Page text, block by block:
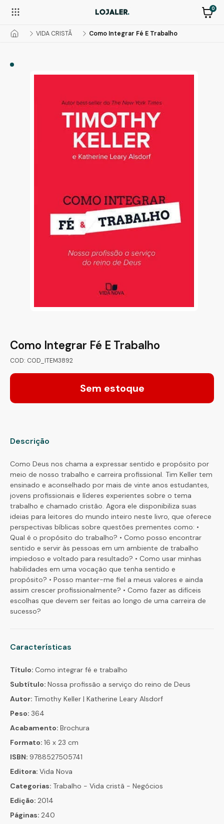
0
VIDA CRISTÃ Como Integrar Fé E Trabalho
Como Integrar Fé E Trabalho
COD: COD_ITEM3892
Sem estoque
Descrição
Como Deus nos chama a expressar sentido e propósito por
meio de nosso trabalho e carreira profissional. Tim Keller tem
ensinado e aconselhado por mais de vinte anos estudantes,
jovens profissionais e líderes experientes sobre o tema
trabalho e chamado cristão. Agora ele disponibiliza suas
ideias para leitores do mundo inteiro neste livro, que oferece
perspectivas bíblicas sobre questões prementes como: •
Qual é o propósito do trabalho? • Como posso encontrar
sentido e servir às pessoas em um ambiente de trabalho
impiedoso e voltado para resultado? • Como usar minhas
habilidades em uma vocação que tenha sentido e
propósito? • Posso manter-me fiel a meus valores e ainda
assim crescer profissionalmente? • Como fazer as difíceis
escolhas que devem ser feitas ao longo de uma carreira de
sucesso?
Características
Título: Como integrar fé e trabalho
Subtítulo: Nossa profissão a serviço do reino de Deus
Autor: Timothy Keller | Katherine Leary Alsdorf
Peso: 364
Acabamento: Brochura
Formato: 16 x 23 cm
ISBN: 9788527505741
Editora: Vida Nova
Categorias: Trabalho - Vida cristã - Negócios
Edição: 2014
Páginas: 240